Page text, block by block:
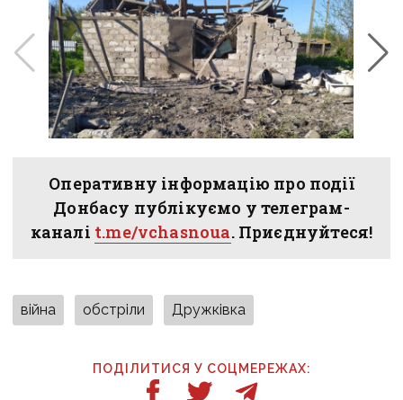
Оперативну інформацію про події
Донбасу публікуємо у телеграм-
каналі t.me/vchasnoua. Приєднуйтеся!
війна обстріли Дружківка
ПОДІЛИТИСЯ У СОЦМЕРЕЖАХ: